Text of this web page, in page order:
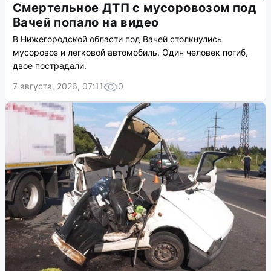
Смертельное ДТП с мусоровозом под
Вачей попало на видео
В Нижегородской области под Вачей столкнулись
мусоровоз и легковой автомобиль. Один человек погиб,
двое пострадали.
7 августа, 2026, 07:11
0